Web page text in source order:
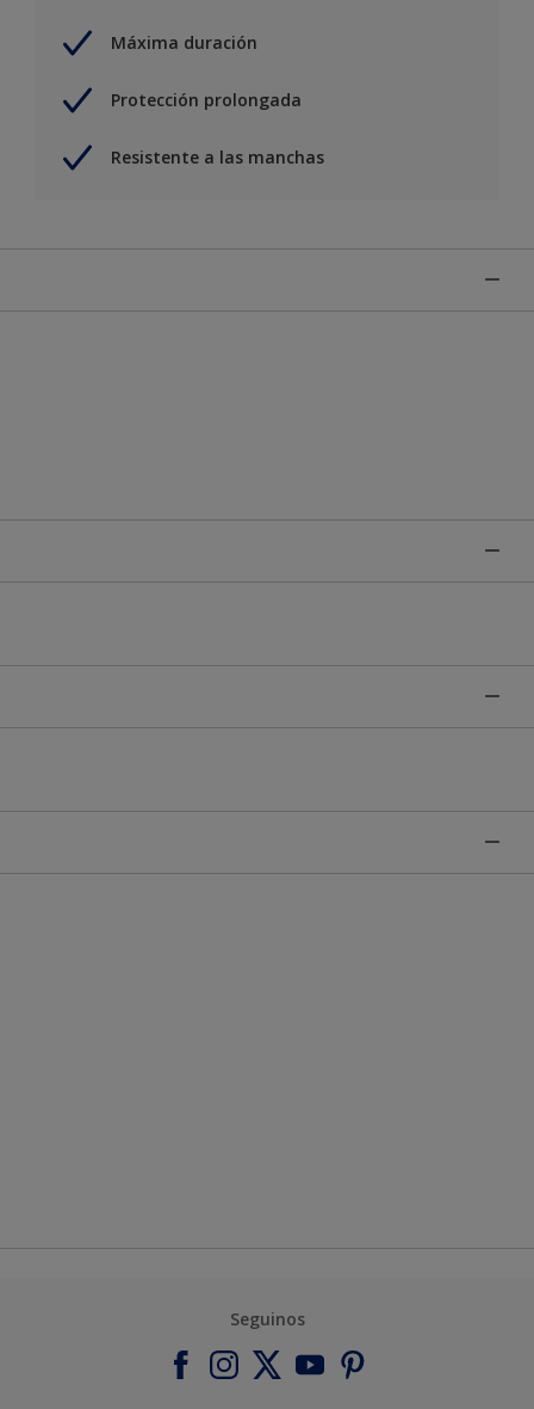
Máxima duración
Protección prolongada
Resistente a las manchas
Seguinos